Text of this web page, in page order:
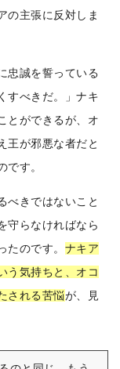
の主張に反対しま
忠誠を誓っている
すべきだ。」ナキ
とができるが、オ
王が邪悪な者だと
です。
べきではないこと
守らなければなら
たのです。 ナキア
う気持ちと、オコ
される苦悩が、見